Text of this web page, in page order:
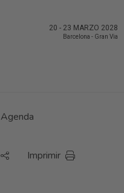
20 - 23 MARZO 2028
Barcelona - Gran Via
Agenda
Imprimir